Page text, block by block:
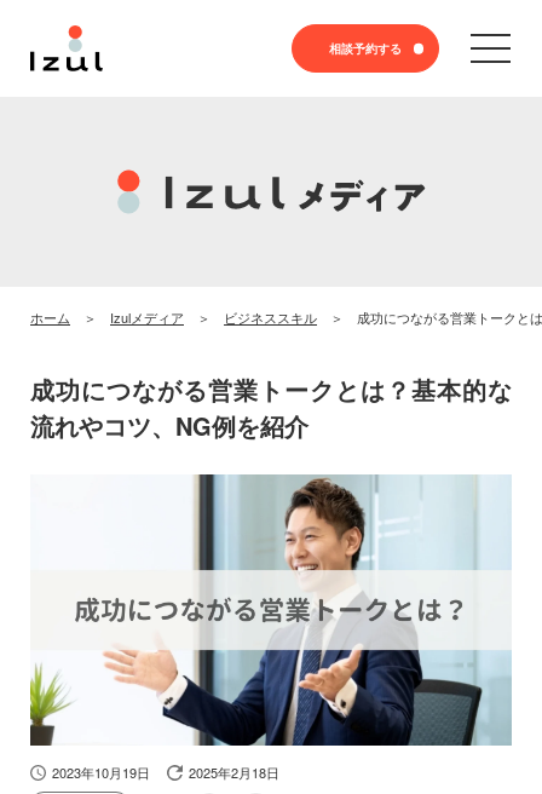
相談予約する
ホーム Izulメディア ビジネススキル 成功につながる営業トークと
成功につながる営業トークとは？基本的な
流れやコツ、NG例を紹介
2023年10月19日 2025年2月18日